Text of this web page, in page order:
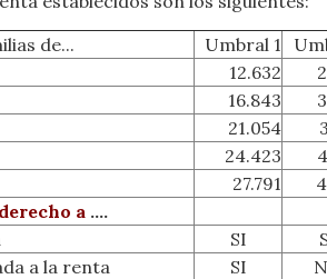
de...
Umbral 1
12.632
16.843
21.054
24.423
27.791
a ....
SI
a la renta
SI